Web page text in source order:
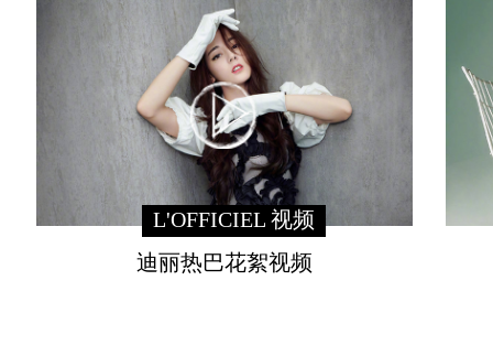
L'OFFICIEL 视频
迪丽热巴花絮视频